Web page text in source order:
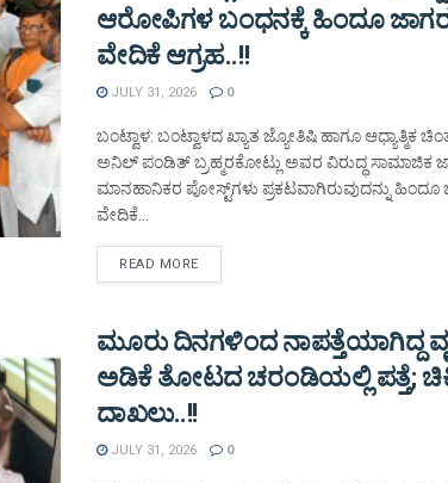
ಆರೋಪಿಗಳ ಬಂಧನಕ್ಕೆ ಹಿಂದೂ
ವೇದಿಕೆ ಆಗ್ರಹ..!!
JULY 31, 2026 0
ಬಂಟ್ವಾಳ: ಬಂಟ್ವಾಳದ ಖ್ಯಾತ ಜ್ಯೋತಿಷಿ ಹಾಗೂ ಆಧ್ಯಾತ್ಮಿಕ
ಅನಿಲ್ ಪಂಡಿತ್ ಬ್ರಹ್ಮರಕೋಟ್ಲು ಅವರ ವಿರುದ್ಧ ಸಾಮಾಜಿಕ
ಮಾನಹಾನಿಕರ ಪೋಸ್ಟ್‌ಗಳು ಪ್ರಕಟವಾಗಿರುವುದನ್ನು ಹಿಂದೂ
ವೇದಿಕೆ...
READ MOREDETAILS
ಮೂರು ದಿನಗಳಿಂದ ನಾಪತ್ತೆಯಾಗಿದ್ದ
ಅಡಿಕೆ ತೋಟದ ಚರಂಡಿಯಲ್ಲಿ ಪತ್ತೆ;
ದಾಖಲು..!!
JULY 31, 2026 0